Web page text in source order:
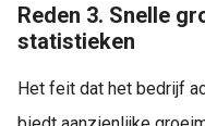
Reden 3. Snelle
statistieken
Het feit dat het bedrijf